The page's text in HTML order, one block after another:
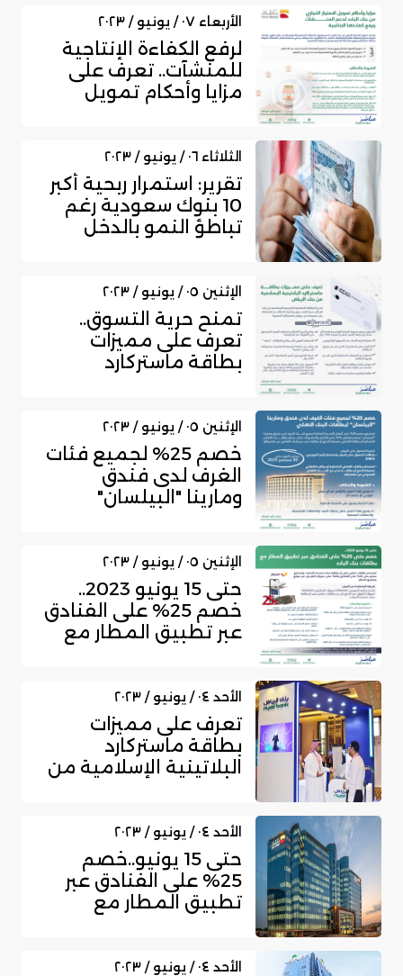
الأربعاء ٠٧ / يونيو / ٢٠٢٣
لرفع الكفاءة الإنتاجية
للمنشآت.. تعرف على
مزايا وأحكام تمويل
الثلاثاء ٠٦ / يونيو / ٢٠٢٣
تقرير: استمرار ربحية أكبر
10 بنوك سعودية رغم
تباطؤ النمو بالدخل
الإثنين ٠٥ / يونيو / ٢٠٢٣
تمنح حرية التسوق..
تعرف على مميزات
بطاقة ماستركارد
الإثنين ٠٥ / يونيو / ٢٠٢٣
خصم 25% لجميع فئات
الغرف لدى فندق
ومارينا "البيلسان"
الإثنين ٠٥ / يونيو / ٢٠٢٣
حتى 15 يونيو 2023..
خصم 25% ​على الفنادق
عبر تطبيق المطار مع
الأحد ٠٤ / يونيو / ٢٠٢٣
تعرف على مميزات
بطاقة ماستركارد
البلاتينية الإسلامية من
الأحد ٠٤ / يونيو / ٢٠٢٣
حتى 15 يونيو..خصم
25% ​على الفنادق عبر
تطبيق المطار مع
الأحد ٠٤ / يونيو / ٢٠٢٣